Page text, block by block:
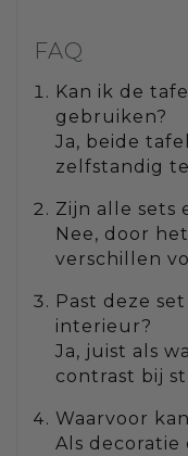
FAQ
Kan ik de
gebruiken?
Ja, beide
zelfstandig
Zijn alle sets
Nee, door
verschillen
Past deze
interieur?
Ja, juist als
contrast bij
Waarvoor
Als decoratie